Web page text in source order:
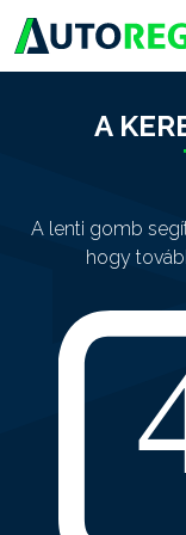
A
A lenti gomb
hogy